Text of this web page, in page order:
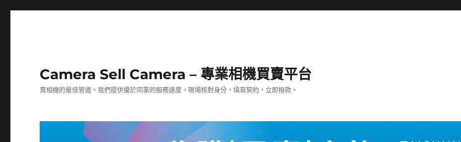
Camera Sell Camera – 專業相機買賣平台
賣相機的最佳管道。我們提供優於同業的服務速度。現場核對身分，填寫契約，立即撥款。